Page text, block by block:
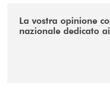
La vostra opinione
nazionale dedicato